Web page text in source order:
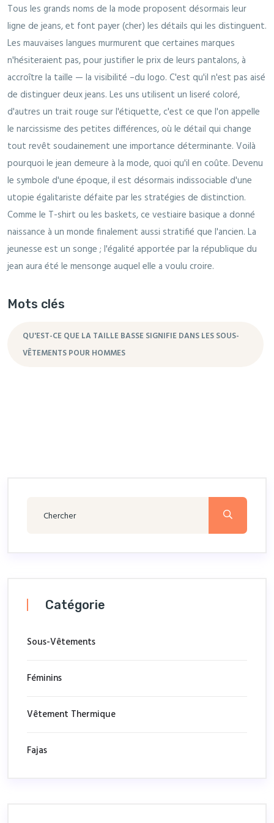
Tous les grands noms de la mode proposent désormais leur
ligne de jeans, et font payer (cher) les détails qui les distinguent.
Les mauvaises langues murmurent que certaines marques
n'hésiteraient pas, pour justifier le prix de leurs pantalons, à
accroître la taille — la visibilité –du logo. C'est qu'il n'est pas aisé
de distinguer deux jeans. Les uns utilisent un liseré coloré,
d'autres un trait rouge sur l'étiquette, c'est ce que l'on appelle
le narcissisme des petites différences, où le détail qui change
tout revêt soudainement une importance déterminante. Voilà
pourquoi le jean demeure à la mode, quoi qu'il en coûte. Devenu
le symbole d'une époque, il est désormais indissociable d'une
utopie égalitariste défaite par les stratégies de distinction.
Comme le T-shirt ou les baskets, ce vestiaire basique a donné
naissance à un monde finalement aussi stratifié que l'ancien. La
jeunesse est un songe ; l'égalité apportée par la république du
jean aura été le mensonge auquel elle a voulu croire.
Mots clés
QU'EST-CE QUE LA TAILLE BASSE SIGNIFIE DANS LES SOUS-
VÊTEMENTS POUR HOMMES
Catégorie
Sous-Vêtements
Féminins
Vêtement Thermique
Fajas